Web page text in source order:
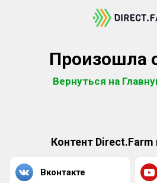
Произошла
Вернуться на
Контент Direct.Farm
Вконтакте